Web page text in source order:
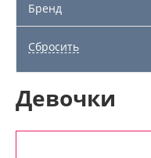
Бренд
Девочки